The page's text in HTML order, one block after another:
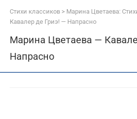
Стихи классиков > Марина Цветаева:
Кавалер де Гриэ! — Напрасно
Марина Цветаева —
Напрасно